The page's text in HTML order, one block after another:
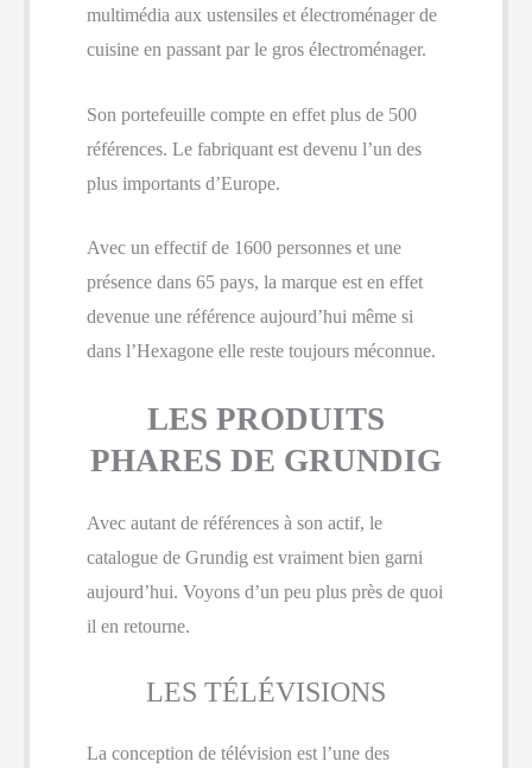
multimédia aux ustensiles et électroménager de
cuisine en passant par le gros électroménager.
Son portefeuille compte en effet plus de 500
références. Le fabriquant est devenu l’un des
plus importants d’Europe.
Avec un effectif de 1600 personnes et une
présence dans 65 pays, la marque est en effet
devenue une référence aujourd’hui même si
dans l’Hexagone elle reste toujours méconnue.
LES PRODUITS
PHARES DE GRUNDIG
Avec autant de références à son actif, le
catalogue de Grundig est vraiment bien garni
aujourd’hui. Voyons d’un peu plus près de quoi
il en retourne.
LES TÉLÉVISIONS
La conception de télévision est l’une des